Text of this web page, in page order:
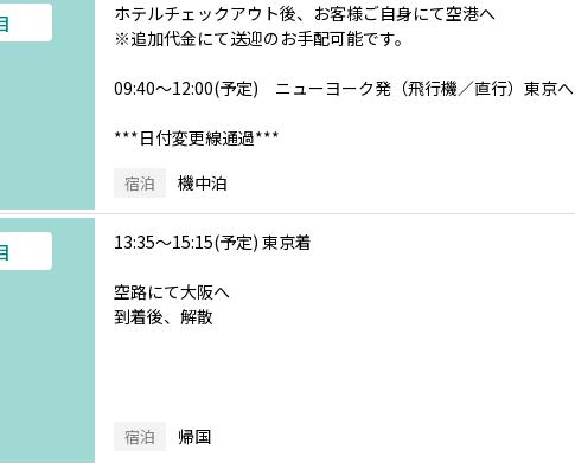
ホテルチェックアウト後、お客様ご自身にて空港へ
※追加代金にて送迎のお手配可能です。
09:40～12:00(予定) ニューヨーク発（飛行機／直行）東京へ
***日付変更線通過***
宿泊 機中泊
13:35～15:15(予定) 東京着
空路にて大阪へ
到着後、解散
宿泊 帰国